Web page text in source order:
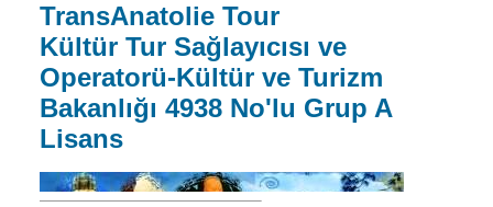
TransAnatolie Tour
Kültür Tur Sağlayıcısı ve
Operatorü-Kültür ve Turizm
Bakanlığı 4938 No'lu Grup A
Lisans